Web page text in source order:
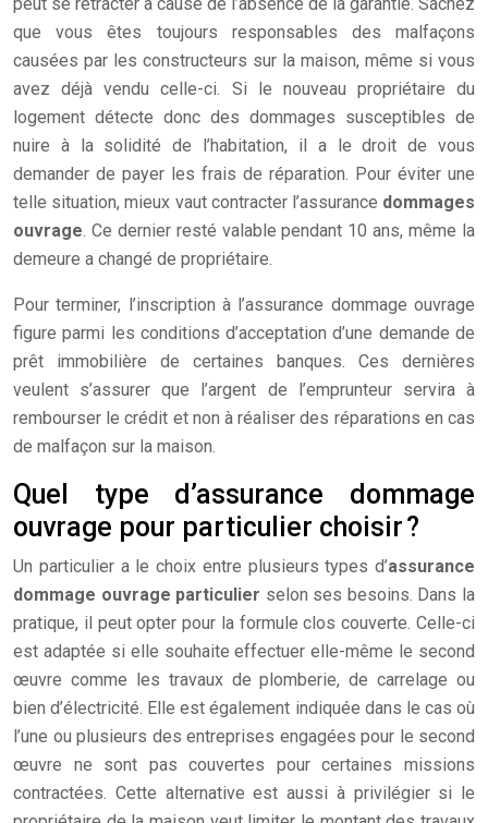
que vous êtes toujours responsables des malfaçons
causées par les constructeurs sur la maison, même si vous
avez déjà vendu celle-ci. Si le nouveau propriétaire du
logement détecte donc des dommages susceptibles de
nuire à la solidité de l’habitation, il a le droit de vous
demander de payer les frais de réparation. Pour éviter une
telle situation, mieux vaut contracter l’assurance dommages
ouvrage. Ce dernier resté valable pendant 10 ans, même la
demeure a changé de propriétaire.
Pour terminer, l’inscription à l’assurance dommage ouvrage
figure parmi les conditions d’acceptation d’une demande de
prêt immobilière de certaines banques. Ces dernières
veulent s’assurer que l’argent de l’emprunteur servira à
rembourser le crédit et non à réaliser des réparations en cas
de malfaçon sur la maison.
Quel type d’assurance dommage
ouvrage pour particulier choisir ?
Un particulier a le choix entre plusieurs types d’assurance
dommage ouvrage particulier selon ses besoins. Dans la
pratique, il peut opter pour la formule clos couverte. Celle-ci
est adaptée si elle souhaite effectuer elle-même le second
œuvre comme les travaux de plomberie, de carrelage ou
bien d’électricité. Elle est également indiquée dans le cas où
l’une ou plusieurs des entreprises engagées pour le second
œuvre ne sont pas couvertes pour certaines missions
contractées. Cette alternative est aussi à privilégier si le